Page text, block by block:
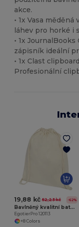
akce.
• 1x Vasa
láhev pro horké i
• 1x
zápisník ideální
• 1x Clast
Profesionální
19,88 kč 52,23 kč -62%
Bavlněný kvalitní batůžek Oregon
EgotierPro 120113
+8 Colors